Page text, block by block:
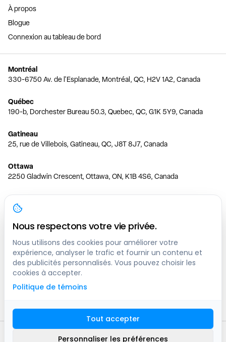
À propos
Blogue
Connexion au tableau de bord
Montréal
330-6750 Av. de l'Esplanade, Montréal, QC, H2V 1A2, Canada
Québec
190-b, Dorchester Bureau 50.3, Quebec, QC, G1K 5Y9, Canada
Gatineau
25, rue de Villebois, Gatineau, QC, J8T 8J7, Canada
Ottawa
2250 Gladwin Crescent, Ottawa, ON, K1B 4S6, Canada
Toronto
150 Ferrand Dr, 6th Floor, Toronto, ON, M3C 3E5, Canada
Vancouver
1200 W 73rd Ave #1415, Vancouver, BC, V6P 6G5, Canada
Calgary
444 5 Ave SW #400 Calgary, AB, T2P 2T8, Canada
2016 -2026
Nous respectons votre vie privée.
Nous utilisons des cookies pour améliorer votre
expérience, analyser le trafic et fournir un contenu et
des publicités personnalisés. Vous pouvez choisir les
cookies à accepter.
Politique de témoins
Tout accepter
Personnaliser les préférences